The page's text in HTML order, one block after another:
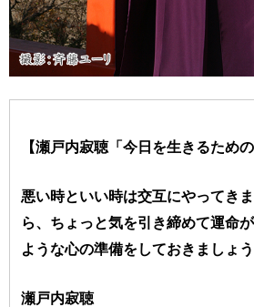
【瀬戸内寂聴「今日を生きるため
悪い時といい時は交互にやってき
ら、ちょっと気を引き締めて運命
ような心の準備をしておきましょう
瀬戸内寂聴